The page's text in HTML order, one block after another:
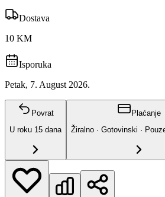
Dostava
10 KM
Isporuka
Petak, 7. August 2026.
Povrat
U roku 15 dana
Plaćanje
Žiralno · Gotovinski ·